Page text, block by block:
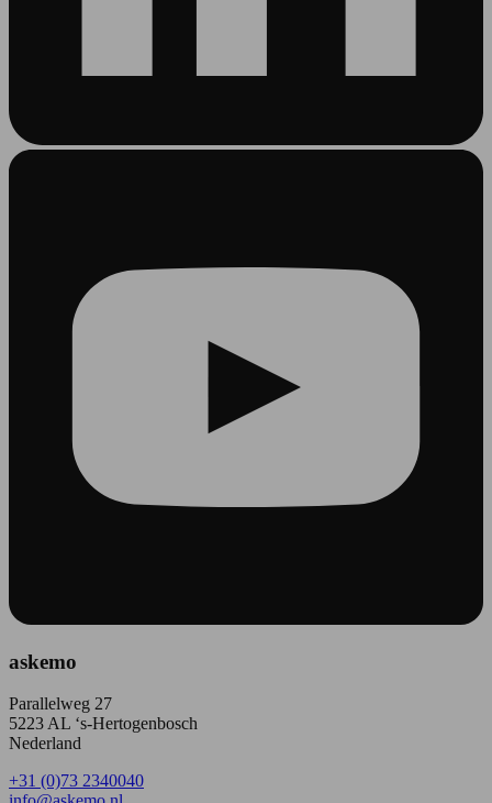
askemo
Parallelweg 27
5223 AL ‘s-Hertogenbosch
Nederland
+31 (0)73 2340040